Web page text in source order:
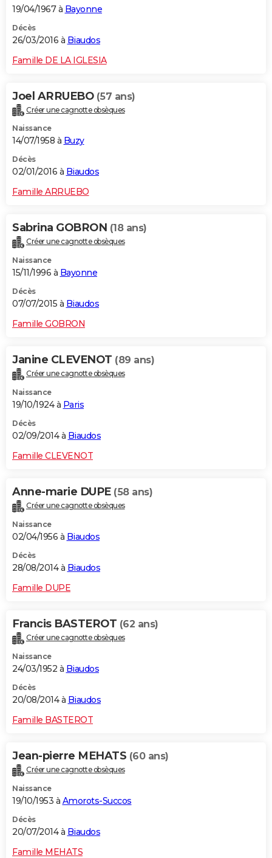
19/04/1967 à Bayonne
Décès
26/03/2016 à Biaudos
Famille DE LA IGLESIA
Joel ARRUEBO (57 ans)
Créer une cagnotte obsèques
Naissance
14/07/1958 à Buzy
Décès
02/01/2016 à Biaudos
Famille ARRUEBO
Sabrina GOBRON (18 ans)
Créer une cagnotte obsèques
Naissance
15/11/1996 à Bayonne
Décès
07/07/2015 à Biaudos
Famille GOBRON
Janine CLEVENOT (89 ans)
Créer une cagnotte obsèques
Naissance
19/10/1924 à Paris
Décès
02/09/2014 à Biaudos
Famille CLEVENOT
Anne-marie DUPE (58 ans)
Créer une cagnotte obsèques
Naissance
02/04/1956 à Biaudos
Décès
28/08/2014 à Biaudos
Famille DUPE
Francis BASTEROT (62 ans)
Créer une cagnotte obsèques
Naissance
24/03/1952 à Biaudos
Décès
20/08/2014 à Biaudos
Famille BASTEROT
Jean-pierre MEHATS (60 ans)
Créer une cagnotte obsèques
Naissance
19/10/1953 à Amorots-Succos
Décès
20/07/2014 à Biaudos
Famille MEHATS